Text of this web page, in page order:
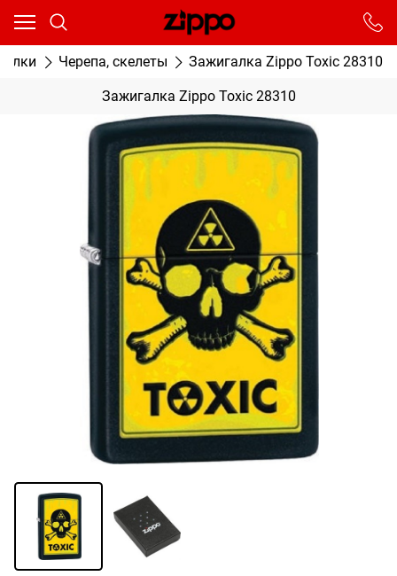
Черепа, скелеты Зажигалка Zippo Toxic 28310
Зажигалка Zippo Toxic 28310
Ваш город - Москва,
От выбранного города зависят сроки доставки